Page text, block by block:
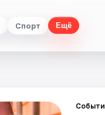
Спорт Ещё